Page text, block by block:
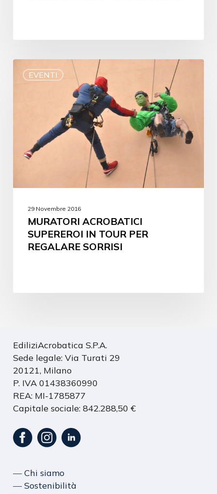
EVENTI
29 Novembre 2016
MURATORI ACROBATICI
SUPEREROI IN TOUR PER
REGALARE SORRISI
EdiliziAcrobatica S.P.A.
Sede legale: Via Turati 29
20121, Milano
P. IVA 01438360990
REA: MI-1785877
Capitale sociale: 842.288,50 €
― Chi siamo
― Sostenibilità